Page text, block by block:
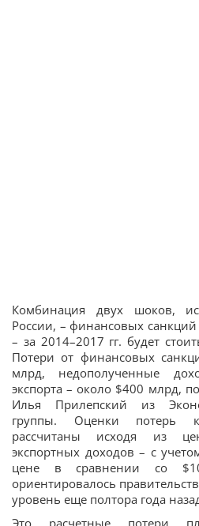
Комбинация двух шоков,
России, – финансовых
– за 2014–2017 гг. будет
Потери от финансовых
млрд, недополученные
экспорта – около $400 млрд,
Илья Прилепский из
группы. Оценки потерь
рассчитаны исходя из
экспортных доходов – с
цене в сравнении со
ориентировалось
уровень еще полтора года
Это расчетные потери